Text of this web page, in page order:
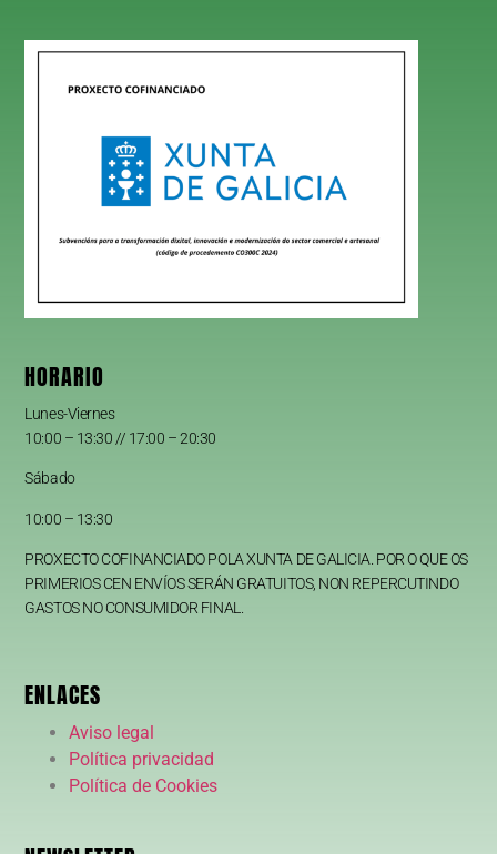
HORARIO
Lunes-Viernes
10:00 – 13:30 // 17:00 – 20:30
Sábado
10:00 – 13:30
PROXECTO COFINANCIADO POLA XUNTA DE GALICIA. POR O QUE OS
PRIMERIOS CEN ENVÍOS SERÁN GRATUITOS, NON REPERCUTINDO
GASTOS NO CONSUMIDOR FINAL.
ENLACES
Aviso legal
Política privacidad
Política de Cookies